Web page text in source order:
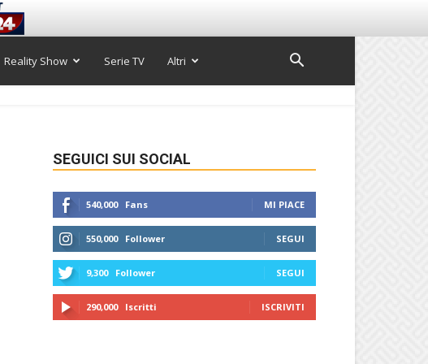
Reality Show Serie TV Altri
SEGUICI SUI SOCIAL
540,000 Fans MI PIACE
550,000 Follower SEGUI
9,300 Follower SEGUI
290,000 Iscritti ISCRIVITI